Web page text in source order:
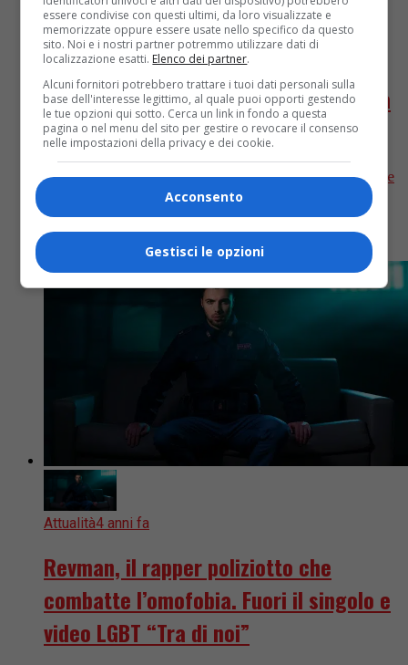
Attualità4 anni fa
Elodie commenta le parole di Giorgia
Meloni sulla “Lobby LGBT”: ‘Una donna
molto arrabbiata, mi dispiace per lei’
Dopo essere stata la madrina ufficiale del Roma Pride
2022, la cantante italiana ha replicato alle
dichiarazioni di Giorgia Meloni, che il 13 giugno ha
fatto...
Attualità4 anni fa
Revman, il rapper poliziotto che
combatte l’omofobia. Fuori il singolo e
video LGBT “Tra di noi”
essere condivise con questi ultimi, da loro visualizzate e
memorizzate oppure essere usate nello specifico da questo
sito. Noi e i nostri partner potremmo utilizzare dati di
localizzazione esatti. Elenco dei partner.
Alcuni fornitori potrebbero trattare i tuoi dati personali sulla
base dell'interesse legittimo, al quale puoi opporti gestendo
le tue opzioni qui sotto. Cerca un link in fondo a questa
pagina o nel menu del sito per gestire o revocare il consenso
nelle impostazioni della privacy e dei cookie.
Acconsento
Gestisci le opzioni